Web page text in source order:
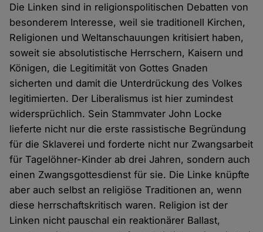
Die Linken sind in religionspolitischen Debatten von
besonderem Interesse, weil sie traditionell Kirchen,
Religionen und Weltanschauungen kritisiert haben,
soweit sie absolutistische Herrschern, Kaisern und
Königen, die Legitimität von Gottes Gnaden
sicherten und damit die Unterdrückung des Volkes
legitimierten. Der Liberalismus ist hier zumindest
widersprüchlich. Sein Stammvater John Locke
lieferte nicht nur die erste rassistische Begründung
für die Sklaverei und forderte nicht nur Zwangsarbeit
für Tagelöhner-Kinder ab drei Jahren, sondern auch
einen Zwangsgottesdienst für sie. Die Linke knüpfte
aber auch selbst an religiöse Traditionen an, wenn
diese herrschaftskritisch waren. Religion ist der
Linken nicht pauschal ein reaktionärer Ballast,